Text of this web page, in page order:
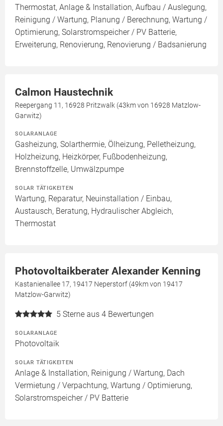
Thermostat, Anlage & Installation, Aufbau / Auslegung,
Reinigung / Wartung, Planung / Berechnung, Wartung /
Optimierung, Solarstromspeicher / PV Batterie,
Erweiterung, Renovierung, Renovierung / Badsanierung
Calmon Haustechnik
Reepergang 11, 16928 Pritzwalk (43km von 16928 Matzlow-
Garwitz)
SOLARANLAGE
Gasheizung, Solarthermie, Ölheizung, Pelletheizung,
Holzheizung, Heizkörper, Fußbodenheizung,
Brennstoffzelle, Umwälzpumpe
SOLAR TÄTIGKEITEN
Wartung, Reparatur, Neuinstallation / Einbau,
Austausch, Beratung, Hydraulischer Abgleich,
Thermostat
Photovoltaikberater Alexander Kenning
Kastanienallee 17, 19417 Neperstorf (49km von 19417
Matzlow-Garwitz)
5 Sterne aus 4 Bewertungen
SOLARANLAGE
Photovoltaik
SOLAR TÄTIGKEITEN
Anlage & Installation, Reinigung / Wartung, Dach
Vermietung / Verpachtung, Wartung / Optimierung,
Solarstromspeicher / PV Batterie